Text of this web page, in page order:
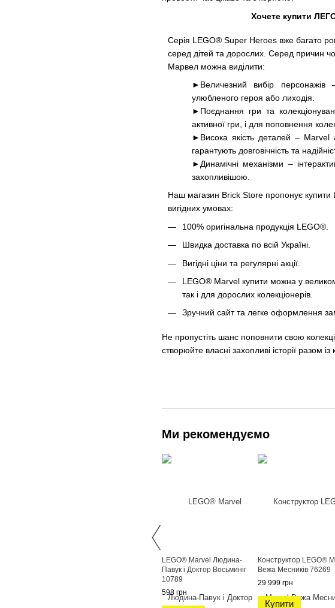
Хочете купити
Серія LEGO® Super Heroes вже багато
серед дітей та дорослих. Серед причин
Марвел можна виділити:
►Величезний вибір
улюбленого героя або лиходія.
►Поєднання гри та
активної гри, і для поповнення
►Висока якість деталей –
гарантують довговічність та
►Динамічні механізми –
захопливішою.
Наш магазин Brick Store пропонує
вигідних умовах:
100% оригінальна продукція LEGO®.
Швидка доставка по всій Україні.
Вигідні ціни та регулярні акції.
LEGO® Marvel купити можна у
так і для дорослих колекціонерів.
Зручний сайт та легке оформлення
Не пропустіть шанс поповнити свою
створюйте власні захопливі історії разом
Ми рекомендуємо
LEGO® Marvel Людина-
Павук і Доктор Восьминіг
10789
598 грн
Конструктор LEGO®
Вежа Месників 76269
29 999 грн
Купити